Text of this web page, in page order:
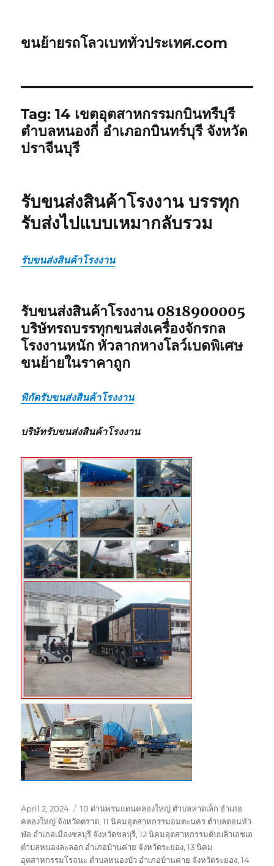
ขนย้ายรถโลวเบททั่วประเทศ.com
Tag:14 เขตอุตสาหกรรมกบินทรืบุรี
ตำบลหนองกี่ อำเภอกบินทร์บุรี จังหวัด
ปราจีนบุรี
รับขนส่งสินค้าโรงงาน บรรทุก
รับส่งไปแบบเหมากลับรวม
รับขนส่งสินค้าโรงงาน
รับขนส่งสินค้าโรงงาน 0818900005
บริษัทรถบรรทุกขนส่งเครื่องจักรกล
โรงงานหนัก หัวลากหางโลว์เบดพิเศษ
ขนย้ายในราคาถูก
พิกัดรับขนส่งสินค้าโรงงาน
บริษัทรับขนส่งสินค้าโรงงาน
Posted
on
April 2, 2024 Tags
10 ด่านพรมแดนคลองใหญ่ ตำบลหาดเล็ก อำเภอ
คลองใหญ่ จังหวัดตราด,11 นิคมอุตสาหกรรมอมตะนคร ตำบลดอนหัว
ฬอ อำเภอเมืองชลบุรี จังหวัดชลบุรี,12 นิคมอุตสาหกรรมดับบลิวเอชเอ
ตำบลหนองละลอก อำเภอบ้านค่าย จังหวัดระยอง,13 นิคม
อุตสาหกรรมโรจนะ ตำบลหนองบัว อำเภอบ้านค่าย จังหวัดระยอง,14